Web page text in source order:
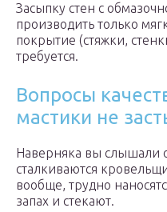
Засыпку стен с
производить только
покрытие (стяжки,
требуется.
Вопросы
мастики не
Наверняка вы слышали
сталкиваются
вообще, трудно
запах и стекают.